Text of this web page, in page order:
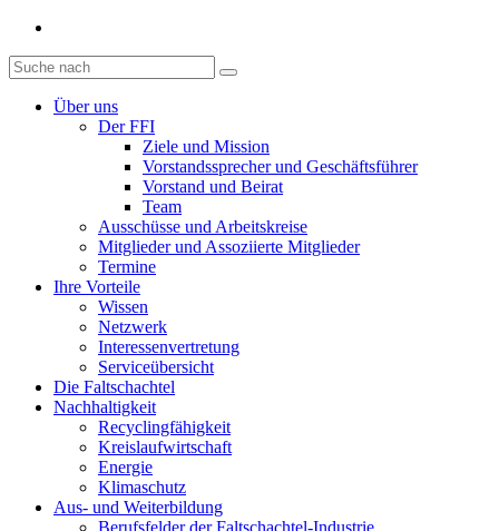
Diese
Website
durchsuchen
Über uns
Der FFI
Ziele und Mission
Vorstandssprecher und Geschäftsführer
Vorstand und Beirat
Team
Ausschüsse und Arbeitskreise
Mitglieder und Assoziierte Mitglieder
Termine
Ihre Vorteile
Wissen
Netzwerk
Interessenvertretung
Serviceübersicht
Die Faltschachtel
Nachhaltigkeit
Recyclingfähigkeit
Kreislaufwirtschaft
Energie
Klimaschutz
Aus- und Weiterbildung
Berufsfelder der Faltschachtel-Industrie